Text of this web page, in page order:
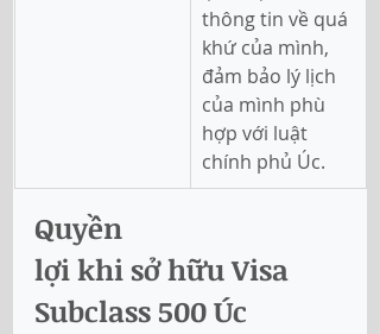
thông tin về quá
khứ của mình,
đảm bảo lý lịch
của mình phù
hợp với luật
chính phủ Úc.
Quyền
lợi khi sở hữu Visa
Subclass 500 Úc